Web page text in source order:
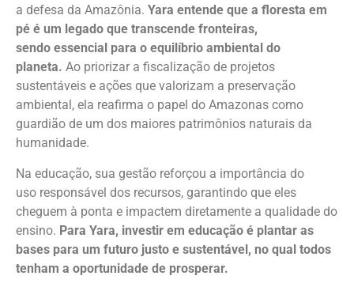
a defesa da Amazônia. Yara entende que a floresta em
pé é um legado que transcende fronteiras,
sendo essencial para o equilíbrio ambiental do
planeta. Ao priorizar a fiscalização de projetos
sustentáveis e ações que valorizam a preservação
ambiental, ela reafirma o papel do Amazonas como
guardião de um dos maiores patrimônios naturais da
humanidade.
Na educação, sua gestão reforçou a importância do
uso responsável dos recursos, garantindo que eles
cheguem à ponta e impactem diretamente a qualidade do
ensino. Para Yara, investir em educação é plantar as
bases para um futuro justo e sustentável, no qual todos
tenham a oportunidade de prosperar.